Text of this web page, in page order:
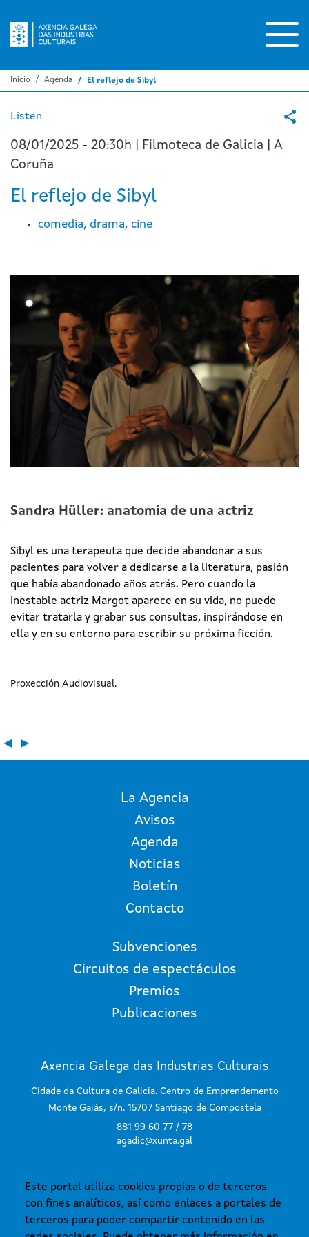
Este portal utiliza cookies propias o de terceros
con fines analíticos, así como enlaces a portales de
terceros para poder compartir contenido en las
Inicio Agenda El reflejo de Sibyl
Listen
08/01/2025 - 20:30h | Filmoteca de Galicia | A
Coruña
El reflejo de Sibyl
comedia, drama, cine
Sandra Hüller: anatomía de una actriz
Sibyl es una terapeuta que decide abandonar a sus
pacientes para volver a dedicarse a la literatura, pasión
que había abandonado años atrás. Pero cuando la
inestable actriz Margot aparece en su vida, no puede
evitar tratarla y grabar sus consultas, inspirándose en
ella y en su entorno para escribir su próxima ficción.
Proxección Audiovisual
◀ ▶
La Agencia
Avisos
Agenda
Noticias
Boletín
Contacto
Subvenciones
Circuitos de espectáculos
Premios
Publicaciones
Axencia Galega das Industrias Culturais
Cidade da Cultura de Galicia. Centro de Emprendemento
Monte Gaiás, s/n. 15707 Santiago de Compostela
881 99 60 77 / 78
agadic@xunta.gal
SUSCRÍBETE AL BOLETÍN